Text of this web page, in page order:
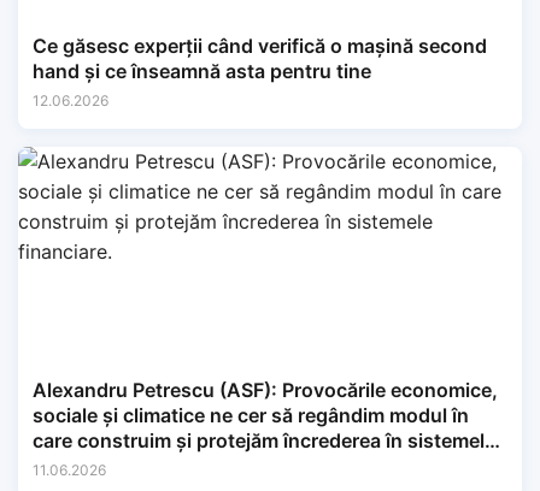
Ce găsesc experții când verifică o mașină second
hand și ce înseamnă asta pentru tine
12.06.2026
Alexandru Petrescu (ASF): Provocările economice,
sociale și climatice ne cer să regândim modul în
care construim și protejăm încrederea în sistemele
financiare.
11.06.2026